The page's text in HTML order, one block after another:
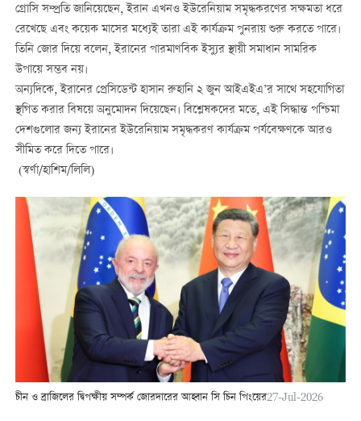
গ্রোসি সম্প্রতি জানিয়েছেন, ইরান এখনও ইউরেনিয়াম সমৃদ্ধকরণের সক্ষমতা ধরে
রেখেছে এবং কয়েক মাসের মধ্যেই তারা এই কার্যক্রম পুনরায় শুরু করতে পারে।
তিনি জোর দিয়ে বলেন, ইরানের পারমাণবিক ইস্যুর স্থায়ী সমাধান সামরিক
উপায়ে সম্ভব নয়।
অন্যদিকে, ইরানের প্রেসিডেন্ট হাসান রুহানি ২ জুন আইএইএ’র সাথে সহযোগিতা
স্থগিত করার বিষয়ে অনুমোদন দিয়েছেন। বিশ্লেষকদের মতে, এই সিদ্ধান্ত পশ্চিমা
দেশগুলোর জন্য ইরানের ইউরেনিয়াম সমৃদ্ধকরণ কার্যক্রম পর্যবেক্ষণকে আরও
সীমিত করে দিতে পারে।
(স্বর্ণা/হাশিম/লিলি)
চীন ও ব্রাজিলের দ্বিপক্ষীয় সম্পর্ক জোরদারের আহ্বান সি চিন পিংয়ের27-Jul-2026